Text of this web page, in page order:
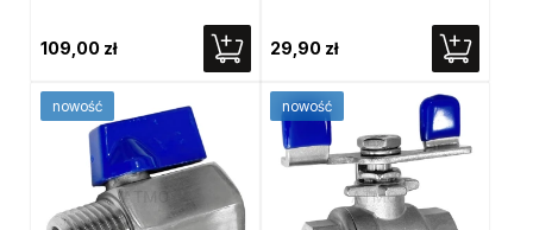
109,00 zł 29,90 zł
nowość nowość